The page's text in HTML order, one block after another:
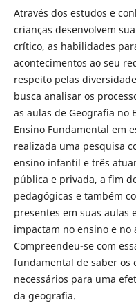
Através dos estudos e
crianças desenvolvem
crítico, as habilidades
acontecimentos ao seu
respeito pelas
busca analisar os
as aulas de Geografia no
Ensino Fundamental em
realizada uma pesquisa
ensino infantil e três
pública e privada, a fim
pedagógicas e também
presentes em suas aulas
impactam no ensino e
Compreendeu-se com
fundamental de saber os
necessários para uma
da geografia.